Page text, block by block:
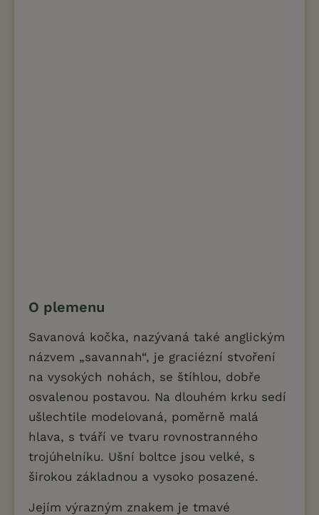
O plemenu
Savanová kočka, nazývaná také anglickým
názvem „savannah“, je graciézní stvoření
na vysokých nohách, se štíhlou, dobře
osvalenou postavou. Na dlouhém krku sedí
ušlechtile modelovaná, poměrně malá
hlava, s tváří ve tvaru rovnostranného
trojúhelníku. Ušní boltce jsou velké, s
širokou základnou a vysoko posazené.
Jejím výrazným znakem je tmavé